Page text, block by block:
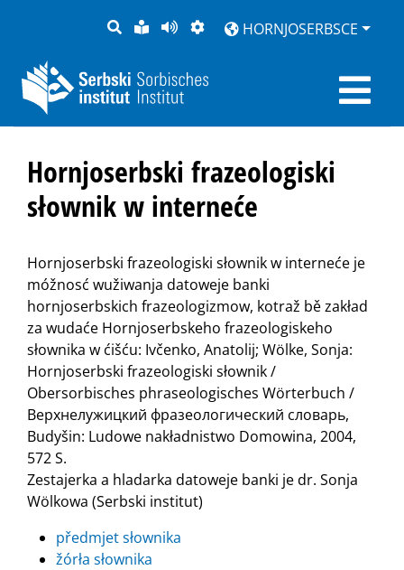
PYTANJE
LOCHKA
RĚČ
STRONU
PŘEDČITAĆ
ZWOBRAZNJENJE
HORNJOSERBSCE
Hornjoserbski frazeologiski
słownik w interneće
Hornjoserbski frazeologiski słownik w interneće je
móžnosć wužiwanja datoweje banki
hornjoserbskich frazeologizmow, kotraž bě zakład
za wudaće Hornjoserbskeho frazeologiskeho
słownika w ćišću: Ivčenko, Anatolij; Wölke, Sonja:
Hornjoserbski frazeologiski słownik /
Obersorbisches phraseologisches Wörterbuch /
Верхнелужицкий фразеологический словарь,
Budyšin: Ludowe nakładnistwo Domowina, 2004,
572 S.
Zestajerka a hladarka datoweje banki je dr. Sonja
Wölkowa (Serbski institut)
předmjet słownika
žórła słownika